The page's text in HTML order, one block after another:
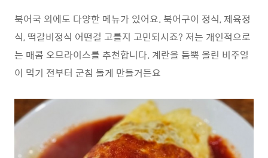
북어국 외에도 다양한 메뉴가 있어요. 북어구이 정식, 제육정
식, 떡갈비정식 어떤걸 고를지 고민되시죠? 저는 개인적으로
는 매콤 오므라이스를 추천합니다. 계란을 듬뿍 올린 비주얼
이 먹기 전부터 군침 돌게 만들거든요